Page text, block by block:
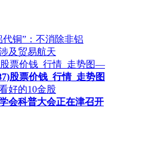
铜”：不消除非铝
及贸易航天
股票价钱_行情_走势图—
股票价钱_行情_走势图
好的10金股
会科普大会正在津召开